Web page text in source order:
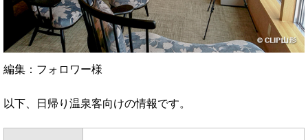
編集：フォロワー様
以下、日帰り温泉客向けの情報です。